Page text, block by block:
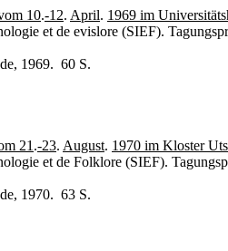
10.-12. April. 1969 im
et de evislore (SIEF).
1969. 60 S.
21 .-23. August. 1970 im Kloster
et de Folklore (SIEF).
1970. 63 S.